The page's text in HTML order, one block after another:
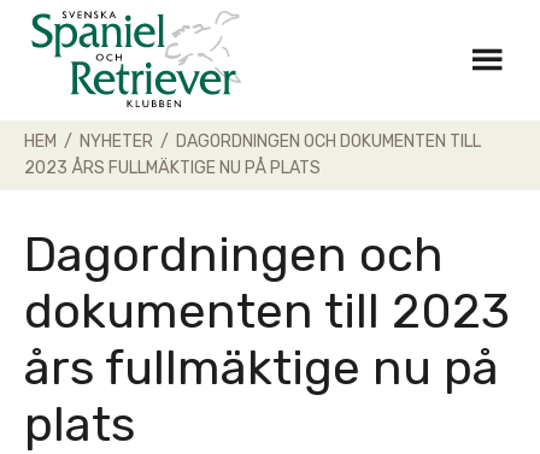
Skip
HEM / NYHETER / DAGORDNINGEN OCH DOKUMENTEN TILL
2023 ÅRS FULLMÄKTIGE NU PÅ PLATS
Dagordningen och
dokumenten till 2023
års fullmäktige nu på
plats